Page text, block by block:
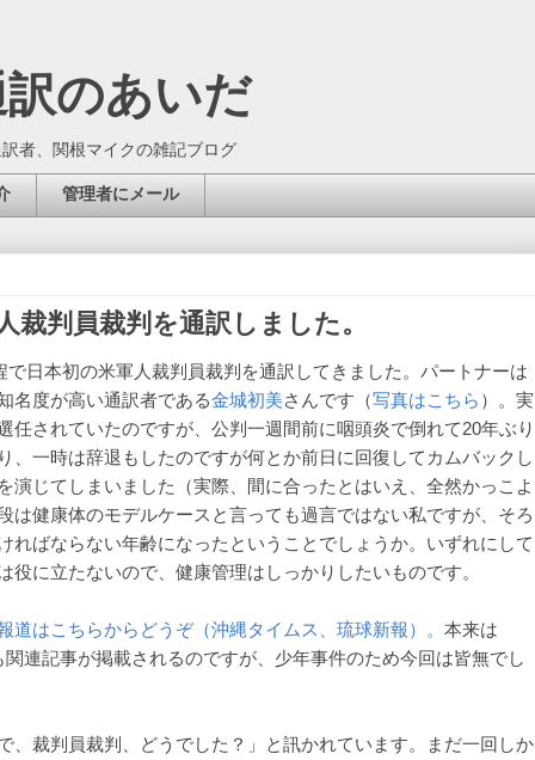
のあいだ
者、関根マイクの雑記ブログ
管理者にメール
裁判員裁判を通訳しました。
で日本初の米軍人裁判員裁判を通訳してきました。パートナーは
名度が高い通訳者である金城初美さんです（写真はこちら ）。実
任されていたのですが、公判一週間前に咽頭炎で倒れて20年ぶり
、一時は辞退もしたのですが何とか前日に回復してカムバックし
演じてしまいました（実際、間に合ったとはいえ、全然かっこよ
は健康体のモデルケースと言っても過言ではない私ですが、そろ
ればならない年齢になったということでしょうか。いずれにして
役に立たないので、健康管理はしっかりしたいものです。
道はこちらからどうぞ（沖縄タイムス、琉球新報）。 本来は
関連記事が掲載されるのですが、少年事件のため今回は皆無でし
、裁判員裁判、どうでした？」と訊かれています。まだ一回しか